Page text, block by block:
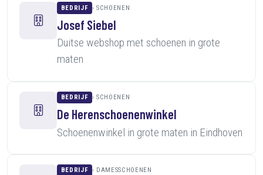
BEDRIJF SCHOENEN
Josef Siebel
Duitse webshop met schoenen in grote
maten
BEDRIJF SCHOENEN
De Herenschoenenwinkel
Schoenenwinkel in grote maten in Eindhoven
BEDRIJF DAMESSCHOENEN